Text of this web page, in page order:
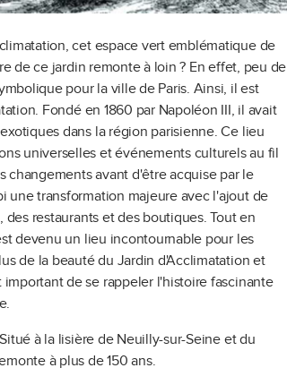
cet espace vert emblématique de
de ce jardin remonte à loin ? En effet, peu de
pour la ville de Paris. Ainsi, il est
Fondé en 1860 par Napoléon III, il avait
dans la région parisienne. Ce lieu
universelles et événements culturels au fil
changements avant d'être acquise par le
une transformation majeure avec l'ajout de
restaurants et des boutiques. Tout en
devenu un lieu incontournable pour les
de la beauté du Jardin d'Acclimatation et
de se rappeler l'histoire fascinante
à la lisière de Neuilly-sur-Seine et du
à plus de 150 ans.